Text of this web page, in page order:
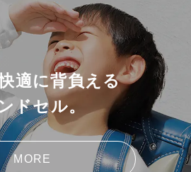
適に背負える
ドセル。
MORE